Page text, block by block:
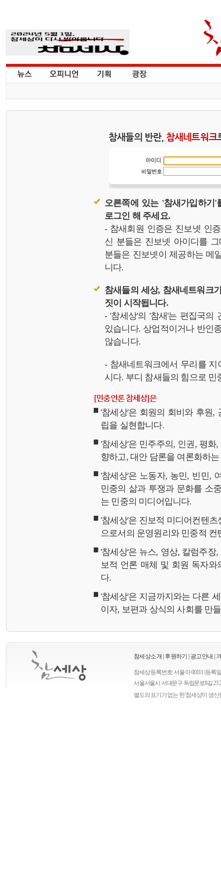
참새들의 반란, 참새네트워크
오른쪽에 있는 '참새가입하기
로그인 해 주세요.
- 참새회원 인증은 진보넷 인
신 분들은 진보넷 아이디를
분들은 진보넷이 제공하는 메
니다.
참새들의 세상, 참새네트워크
짓이 시작됩니다.
- '참세상'의 '참새'는 편집국의
있습니다. 상업적이거나 반인
않습니다.
- 참새네트워크에서 무리를
시다. 부디 참새들의 힘으로 민
[민중언론 참세상]은
'참세상'은 회원의 회비와 후원,
립을 실현합니다.
'참세상'은 민주주의, 인권, 평
향하고, 대안 담론을 여론화하
'참세상'은 노동자, 농민, 빈민,
민중의 삶과 투쟁과 문화를 소
는 민중의 미디어입니다.
'참세상'은 진보적 미디어컨텐
으로서의 운영원리와 민중적
'참세상'은 뉴스, 영상, 칼럼주
보적 언론 매체 및 회원 독자와
다.
'참세상'은 지금까지와는 다른
이자, 보편과 상식의 사회를 만
참세상소개 후원하기 광고안내
참세상 등록번호: 서울 아 00111 | 등록
서울서울시 서대문구 독립문로8길 23
별도의 표기가 없는 한 '참세상'이 생